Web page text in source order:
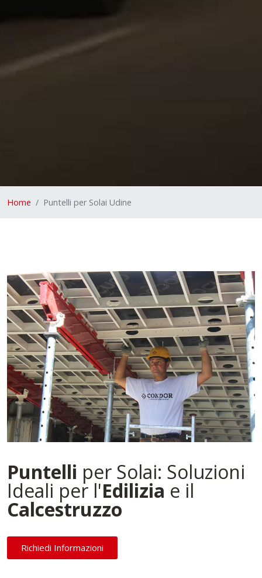
Home Puntelli per Solai Udine
Puntelli per Solai: Soluzioni
Ideali per l'Edilizia e il
Calcestruzzo
Richiedi Informazioni